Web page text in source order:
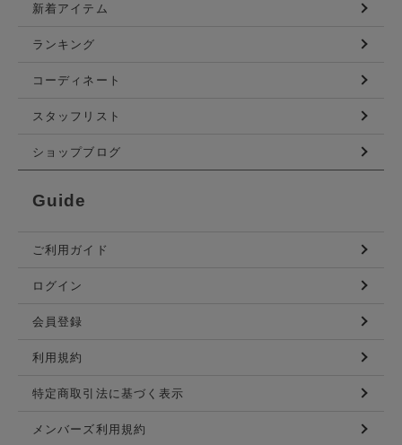
新着アイテム
ランキング
コーディネート
スタッフリスト
ショップブログ
Guide
ご利用ガイド
ログイン
会員登録
利用規約
特定商取引法に基づく表示
メンバーズ利用規約